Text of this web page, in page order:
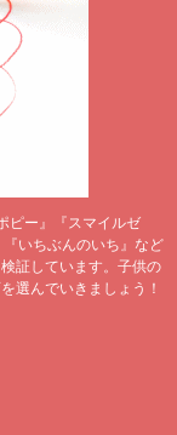
ピー』『スマイルゼ
いちぶんのいち』など
証しています。子供の
選んでいきましょう！